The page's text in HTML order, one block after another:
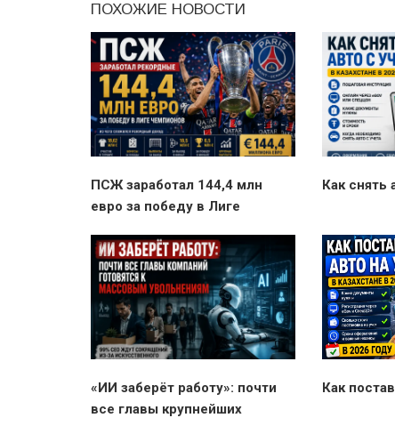
ПОХОЖИЕ НОВОСТИ
ПСЖ заработал 144,4 млн
евро за победу в Лиге
Как снять
«ИИ заберёт работу»: почти
все главы крупнейших
Как